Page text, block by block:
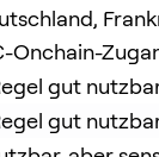
Onchain-
gut
gut